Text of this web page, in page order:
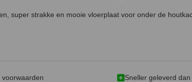
super strakke en mooie vloerplaat voor onder de
voorwaarden Sneller geleverd